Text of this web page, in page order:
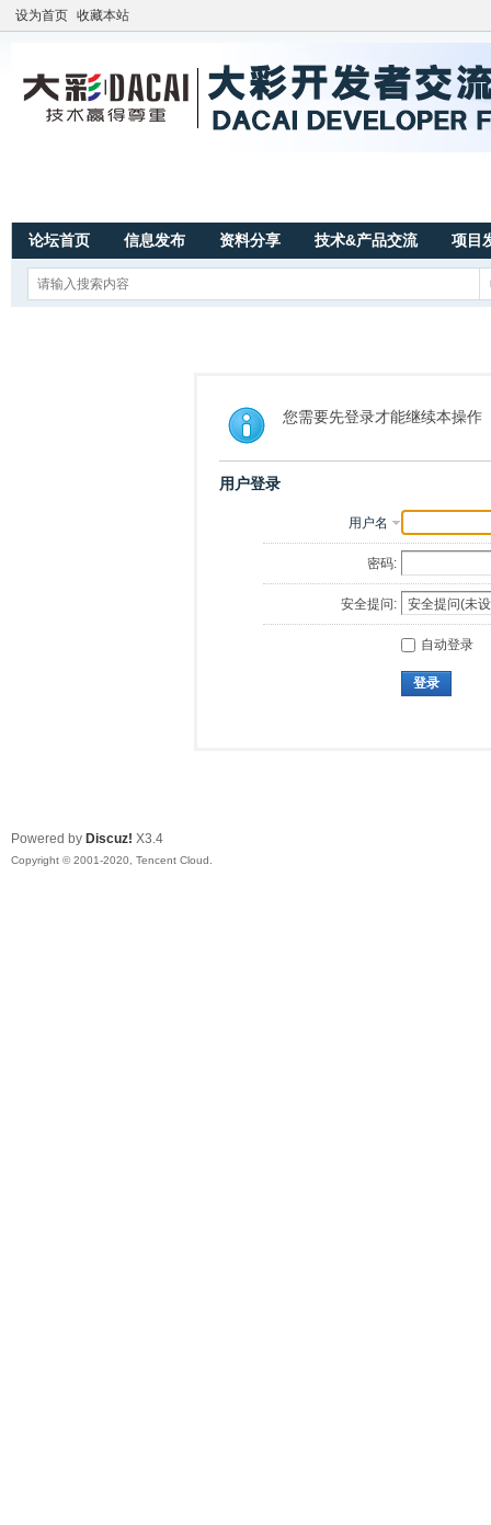
设为首页 收藏本站
论坛首页 信息发布 资料分享 技术&产品交流 项目
您需要先登录才能继续本操作
用户登录
用户名
密码:
安全提问:
自动登录
登录
Powered by Discuz! X3.4
Copyright © 2001-2020, Tencent Cloud.